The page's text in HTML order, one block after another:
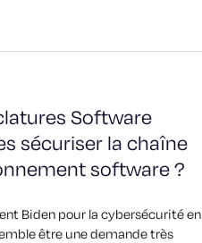
Software
sécuriser la chaîne
software ?
Biden pour la cybersécurité en
être une demande très